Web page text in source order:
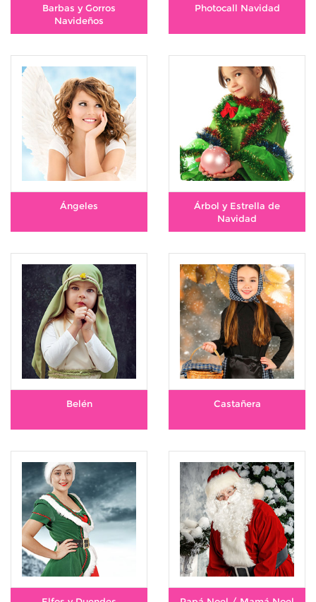
Barbas y Gorros
Navideños
Photocall Navidad
Ángeles
Árbol y Estrella de
Navidad
Belén Castañera